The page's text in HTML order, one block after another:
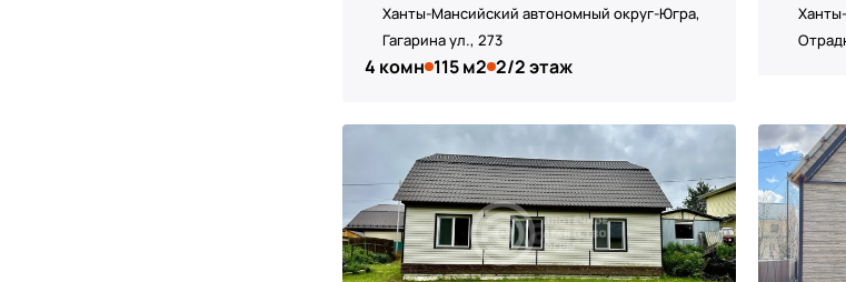
Ханты-Мансийский автономный округ-Югра,
Гагарина ул., 273
4 комн 115 м2 2/2 этаж